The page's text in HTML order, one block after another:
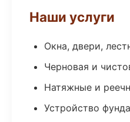
Наши услуги
Окна, двери,
Черновая и
Натяжные и
Устройство